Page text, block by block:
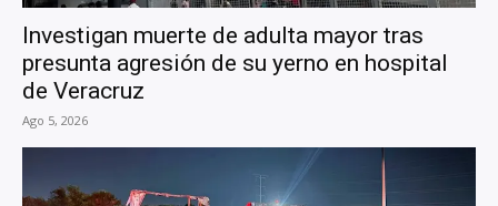
Investigan muerte de adulta mayor tras
presunta agresión de su yerno en hospital
de Veracruz
Ago 5, 2026